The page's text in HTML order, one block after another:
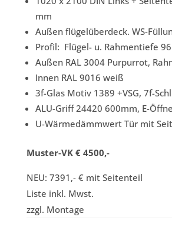
mm
Außen flügelüberdeck. WS-
Profil: Flügel- u. Rahmentiefe
Außen RAL 3004 Purpurrot,
Innen RAL 9016 weiß
3f-Glas Motiv 1389 +VSG, 7f-
ALU-Griff 24420 600mm, E-
U-Wärmedämmwert Tür mit
Muster-VK € 4500,-
NEU: 7391,- € mit Seitenteil
Liste inkl. Mwst.
zzgl. Montage